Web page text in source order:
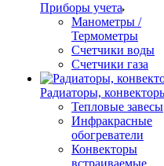
Приборы учета
Манометры /
Термометры
Счетчики воды
Счетчики газа
Радиаторы,
Тепловые завесы
Инфракрасные
обогреватели
Конвекторы
встраиваемые